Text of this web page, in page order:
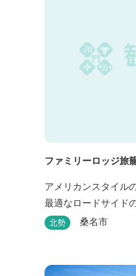
ファミリーロッジ旅
アメリカンスタイル
最適なロードサイド
北勢 桑名市